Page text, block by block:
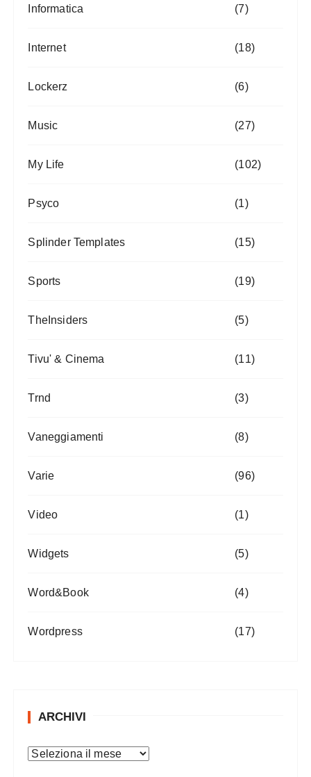
Informatica (7)
Internet (18)
Lockerz (6)
Music (27)
My Life (102)
Psyco (1)
Splinder Templates (15)
Sports (19)
TheInsiders (5)
Tivu' & Cinema (11)
Trnd (3)
Vaneggiamenti (8)
Varie (96)
Video (1)
Widgets (5)
Word&Book (4)
Wordpress (17)
ARCHIVI
A